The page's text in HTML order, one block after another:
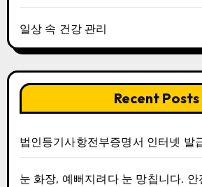
일상 속 건강 관리
Recent Posts
법인등기사항전부증명서 인터넷 발
눈 화장, 예뻐지려다 눈 망칩니다.